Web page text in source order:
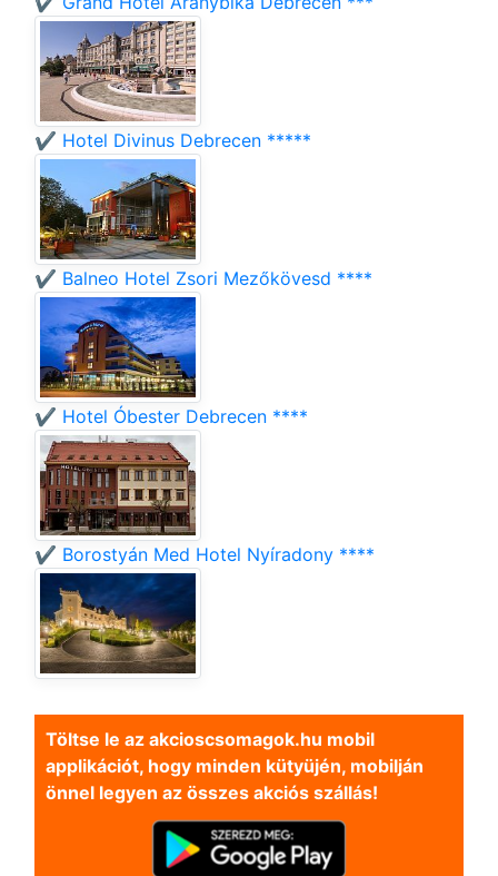
✔️ Hotel Divinus Debrecen *****
✔️ Balneo Hotel Zsori Mezőkövesd ****
✔️ Hotel Óbester Debrecen ****
✔️ Borostyán Med Hotel Nyíradony ****
Töltse le az akcioscsomagok.hu mobil
applikációt, hogy minden kütyüjén, mobilján
önnel legyen az összes akciós szállás!